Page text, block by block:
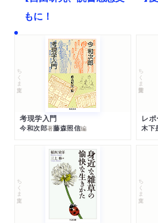
もに！
ちくま文庫
考現学入門
今和次郎著藤森照信編
ちくま学芸文庫
レ
木下
ちくま文庫 ちくま文庫